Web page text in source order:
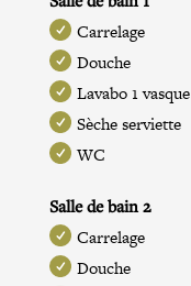
Carrelage
Douche
Lavabo 1 vasque
Sèche serviette
WC
Salle de bain 2
Carrelage
Douche